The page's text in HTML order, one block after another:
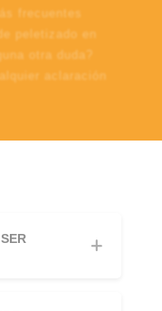
frecuentes
peletizado en
otra duda?
aclaración